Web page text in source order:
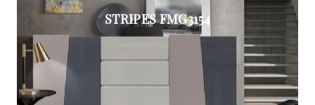
STRIPES FMG3154